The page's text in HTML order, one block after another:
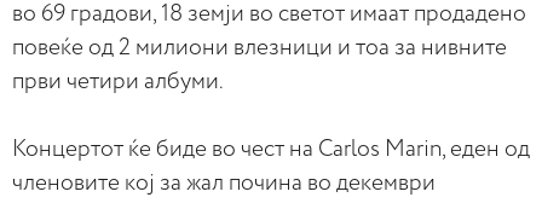
во 69 градови, 18 земји во светот имаат продадено
повеќе од 2 милиони влезници и тоа за нивните
први четири албуми.
Концертот ќе биде во чест на Carlos Marin, еден од
членовите кој за жал почина во декември